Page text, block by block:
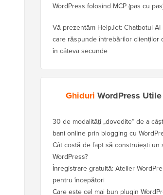
WordPress folosind MCP (pas cu
Vă prezentăm HelpJet: Chatbotul AI
care răspunde întrebărilor clienților
în câteva secunde
Ghiduri WordPress Utile
30 de modalități „dovedite” de a
bani online prin blogging cu
Cât costă de fapt să construiești un
WordPress?
Înregistrare gratuită: Atelier
pentru începători
Care este cel mai bun plugin